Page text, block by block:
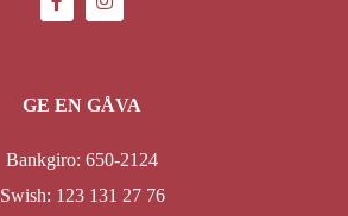
GE EN GÅVA
Bankgiro: 650-2124
Swish: 123 131 27 76